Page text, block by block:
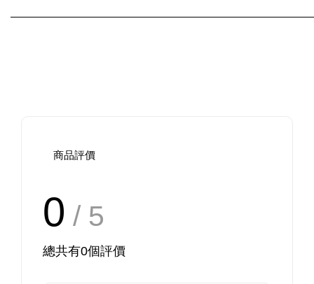
商品評價
0 / 5
總共有0個評價